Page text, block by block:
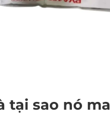
tại sao nó